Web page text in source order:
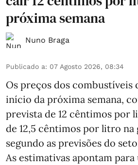
próxima semana
Nuno Braga
Publicado a: 07 Agosto 2026, 08:34
Os preços dos combustíveis
início da próxima semana,
prevista de 12 cêntimos por
de 12,5 cêntimos por litro na
segundo as previsões do
As estimativas apontam